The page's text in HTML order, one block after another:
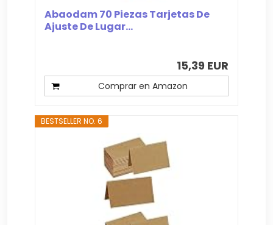
Abaodam 70 Piezas Tarjetas De
Ajuste De Lugar...
15,39 EUR
Comprar en Amazon
BESTSELLER NO. 6